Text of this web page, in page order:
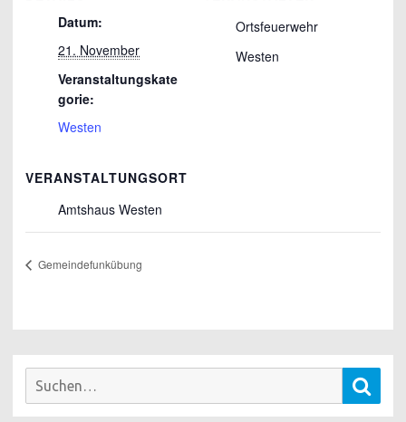
Datum:
21. November
Veranstaltungskate
gorie:
Westen
VERANSTALTUNGSORT
Amtshaus Westen
Ortsfeuerwehr
Westen
Gemeindefunkübung
Suchen